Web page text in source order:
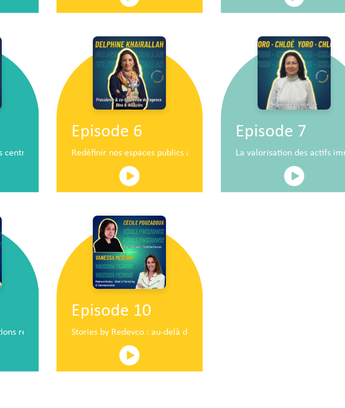
centres commerciaux de demain
Episode 6
Redéfinir nos espaces publics à hauteur d’enfants
Episode 7
La valorisation des actifs
révolutionnaire en plein centre commercial centre commercial
Episode 10
Stories by Redevco : au-delà du pop-up traditionnel